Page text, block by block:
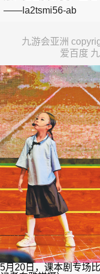
——la2tsmi56-ab
九游会亚洲
爱百度
5月20日，课本剧专场